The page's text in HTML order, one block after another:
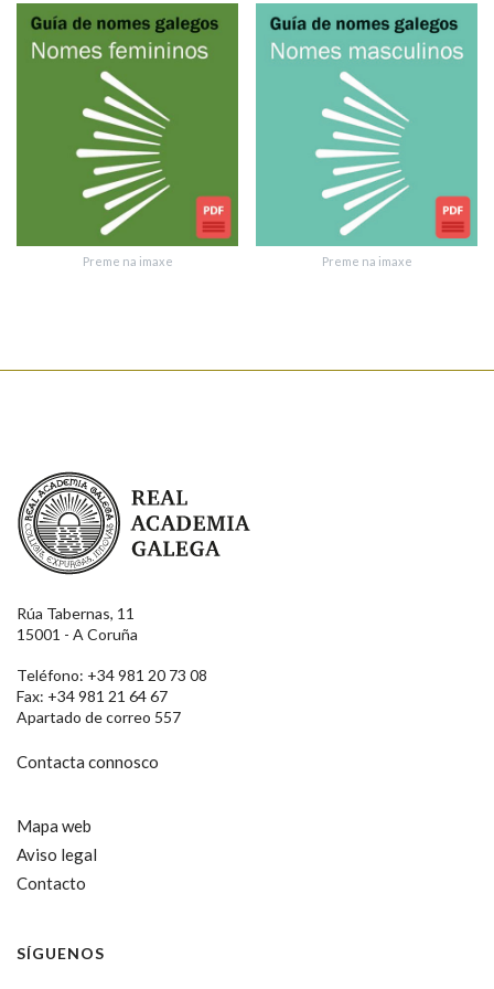
Introduce o código que aparece na imaxe:
Texto de verificación
Preme na imaxe Preme na imaxe
Real Academia Galega
Rúa Tabernas, 11
15001 - A Coruña
Teléfono: +34 981 20 73 08
Fax: +34 981 21 64 67
Apartado de correo 557
Contacta connosco
Mapa web
Aviso legal
Contacto
SÍGUENOS